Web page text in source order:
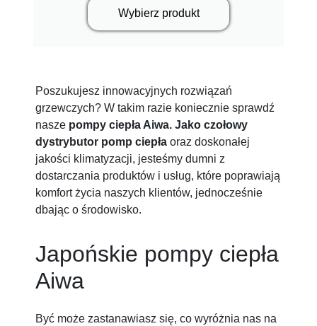
Wybierz produkt
Poszukujesz innowacyjnych rozwiązań
grzewczych? W takim razie koniecznie sprawdź
nasze pompy ciepła Aiwa. Jako czołowy
dystrybutor pomp ciepła oraz doskonałej
jakości klimatyzacji, jesteśmy dumni z
dostarczania produktów i usług, które poprawiają
komfort życia naszych klientów, jednocześnie
dbając o środowisko.
Japońskie pompy ciepła
Aiwa
Być może zastanawiasz się, co wyróżnia nas na